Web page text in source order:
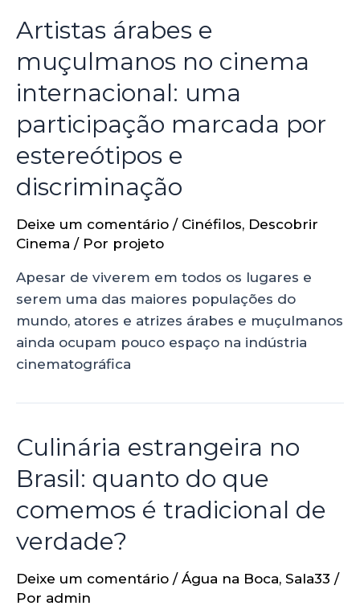
Artistas árabes e
muçulmanos no cinema
internacional: uma
participação marcada por
estereótipos e
discriminação
Deixe um comentário / Cinéfilos, Descobrir
Cinema / Por projeto
Apesar de viverem em todos os lugares e
serem uma das maiores populações do
mundo, atores e atrizes árabes e muçulmanos
ainda ocupam pouco espaço na indústria
cinematográfica
Culinária estrangeira no
Brasil: quanto do que
comemos é tradicional de
verdade?
Deixe um comentário / Água na Boca, Sala33 /
Por admin